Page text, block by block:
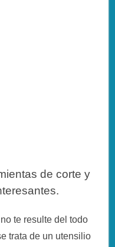
de corte y
te resulte del todo
trata de un utensilio